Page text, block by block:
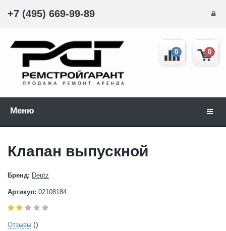
+7 (495) 669-99-89
0
0
Меню
Клапан выпускной
Бренд: Deutz
Артикул: 02108184
Отзывы ()